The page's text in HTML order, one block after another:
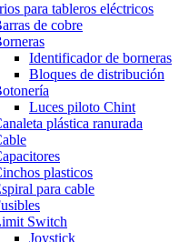
para tableros eléctricos
de cobre
Identificador de borneras
Bloques de distribución
Luces piloto Chint
plástica ranurada
plasticos
para cable
Switch
Joystick